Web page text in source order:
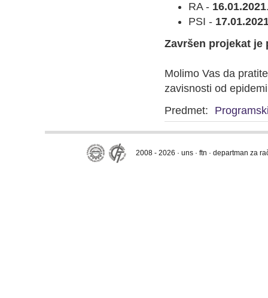
RA - 16.01.2021
PSI -
Završen projekat je
Molimo Vas da
zavisnosti od
Predmet:
2008 - 2026 · uns · ftn · departman za